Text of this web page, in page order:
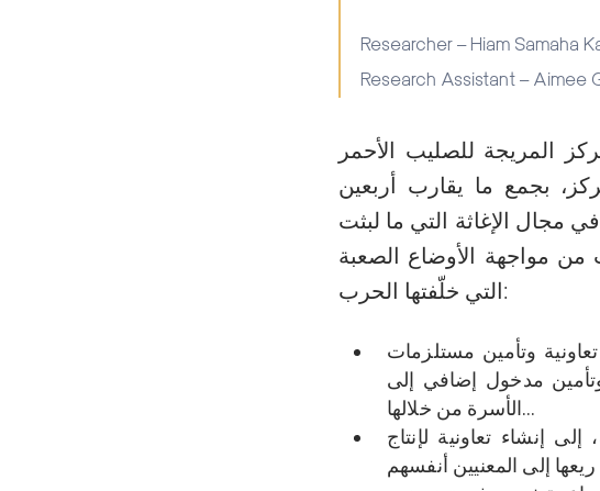
Researcher – Hiam Samaha
Research Assistant – Aimee
في مركز المريجة للصليب الأحمر
بجمع ما يقارب أربعين
مجال الإغاثة التي ما لبثت
من مواجهة الأوضاع الصعبة
التي خلّفتها الحرب:
وتأمين مستلزمات
مدخول إضافي إلى
الأسرة من خلالها…
إنشاء تعاونية لإنتاج